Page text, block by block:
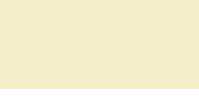
横川シネマ